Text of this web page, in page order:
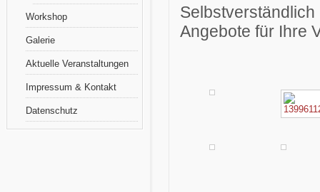
Workshop
Galerie
Aktuelle Veranstaltungen
Impressum & Kontakt
Datenschutz
Angebote für Ihre